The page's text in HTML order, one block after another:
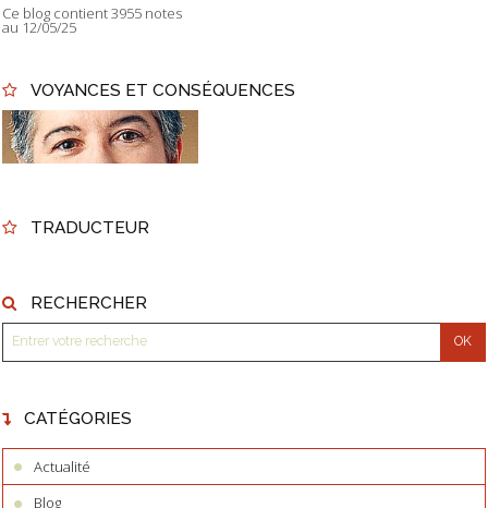
Ce blog contient 3955 notes
au 12/05/25
VOYANCES ET CONSÉQUENCES
TRADUCTEUR
RECHERCHER
CATÉGORIES
Actualité
Blog